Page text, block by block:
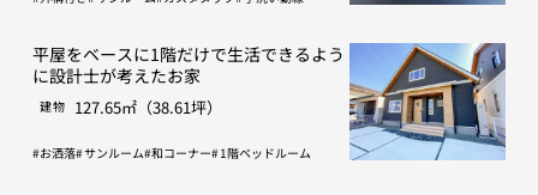
平屋をベースに1階だけで生活できるよう
に設計士が考えたお家
建物 127.65㎡（38.61坪）
お洒落 サンルーム 和コーナー 1階ベッドルーム